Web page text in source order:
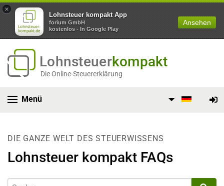
×
Lohnsteuer kompakt App
forium GmbH
kostenlos - In Google Play
Ansehen
Lohnsteuerkompakt
Die Online-Steuererklärung
Menü
DIE GANZE WELT DES STEUERWISSENS
Lohnsteuer kompakt FAQs